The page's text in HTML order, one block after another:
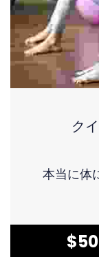
ク
本当に体
$50